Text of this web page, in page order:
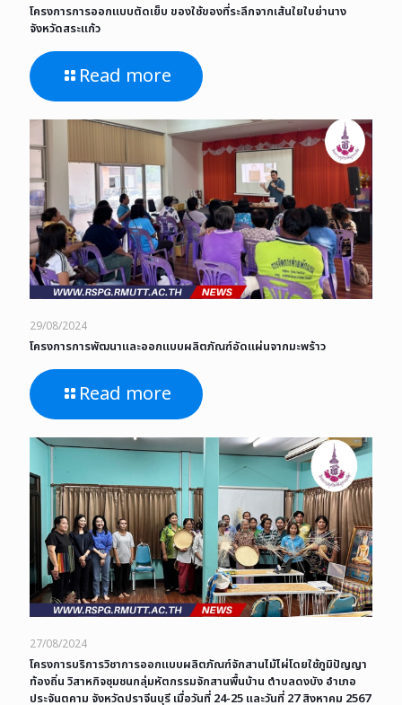
โครงการการออกแบบตัดเย็บ ของใช้ของที่ระลึกจากเส้นใยใบย่านาง
จังหวัดสระแก้ว
Read more
29/08/2024
โครงการการพัฒนาและออกแบบผลิตภัณฑ์อัดแผ่นจากมะพร้าว
Read more
27/08/2024
โครงการบริการวิชาการออกแบบผลิตภัณฑ์จักสานไม้ไผ่โดยใช้ภูมิปัญญา
ท้องถิ่น วิสาหกิจชุมชนกลุ่มหัตกรรมจักสานพื้นบ้าน ตำบลดงบัง อำเภอ
ประจันตคาม จังหวัดปราจีนบุรี เมื่อวันที่ 24-25 และวันที่ 27 สิงหาคม 2567